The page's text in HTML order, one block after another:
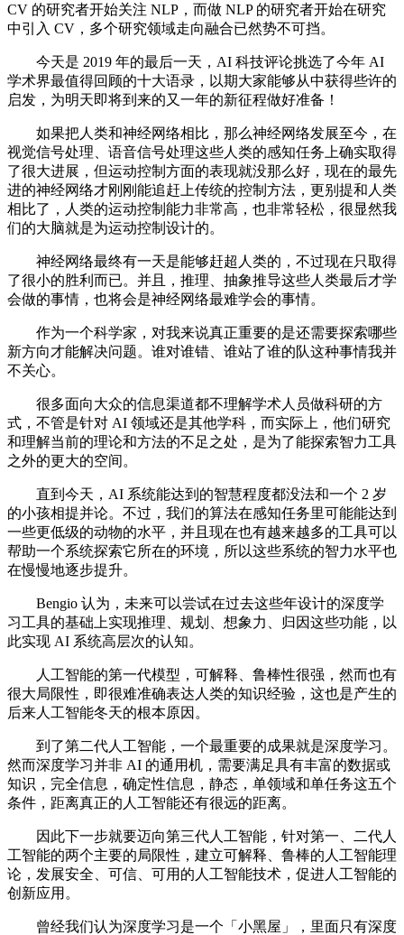
CV 的研究者开始关注 NLP，而做 NLP 的研究者开始在研究
中引入 CV，多个研究领域走向融合已然势不可挡。
今天是 2019 年的最后一天，AI 科技评论挑选了今年 AI
学术界最值得回顾的十大语录，以期大家能够从中获得些许的
启发，为明天即将到来的又一年的新征程做好准备！
如果把人类和神经网络相比，那么神经网络发展至今，在
视觉信号处理、语音信号处理这些人类的感知任务上确实取得
了很大进展，但运动控制方面的表现就没那么好，现在的最先
进的神经网络才刚刚能追赶上传统的控制方法，更别提和人类
相比了，人类的运动控制能力非常高，也非常轻松，很显然我
们的大脑就是为运动控制设计的。
神经网络最终有一天是能够赶超人类的，不过现在只取得
了很小的胜利而已。并且，推理、抽象推导这些人类最后才学
会做的事情，也将会是神经网络最难学会的事情。
作为一个科学家，对我来说真正重要的是还需要探索哪些
新方向才能解决问题。谁对谁错、谁站了谁的队这种事情我并
不关心。
很多面向大众的信息渠道都不理解学术人员做科研的方
式，不管是针对 AI 领域还是其他学科，而实际上，他们研究
和理解当前的理论和方法的不足之处，是为了能探索智力工具
之外的更大的空间。
直到今天，AI 系统能达到的智慧程度都没法和一个 2 岁
的小孩相提并论。不过，我们的算法在感知任务里可能能达到
一些更低级的动物的水平，并且现在也有越来越多的工具可以
帮助一个系统探索它所在的环境，所以这些系统的智力水平也
在慢慢地逐步提升。
Bengio 认为，未来可以尝试在过去这些年设计的深度学
习工具的基础上实现推理、规划、想象力、归因这些功能，以
此实现 AI 系统高层次的认知。
人工智能的第一代模型，可解释、鲁棒性很强，然而也有
很大局限性，即很难准确表达人类的知识经验，这也是产生的
后来人工智能冬天的根本原因。
到了第二代人工智能，一个最重要的成果就是深度学习。
然而深度学习并非 AI 的通用机，需要满足具有丰富的数据或
知识，完全信息，确定性信息，静态，单领域和单任务这五个
条件，距离真正的人工智能还有很远的距离。
因此下一步就要迈向第三代人工智能，针对第一、二代人
工智能的两个主要的局限性，建立可解释、鲁棒的人工智能理
论，发展安全、可信、可用的人工智能技术，促进人工智能的
创新应用。
曾经我们认为深度学习是一个「小黑屋」，里面只有深度